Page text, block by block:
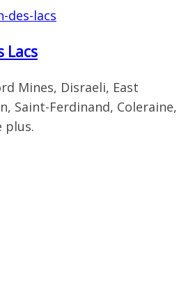
Lacs
Mines, Disraeli, East
Saint-Ferdinand, Coleraine,
plus.